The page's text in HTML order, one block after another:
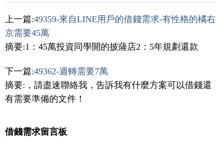
上一篇:49359-來自LINE用戶的借錢需求-有性格的橘右
京需要45萬
摘要:1：45萬投資同學開的披薩店2：5年規劃還款
下一篇:49362-週轉需要7萬
摘要:，請盡速聯絡我，告訴我有什麼方案可以借錢還
有需要準備的文件！
借錢需求留言板